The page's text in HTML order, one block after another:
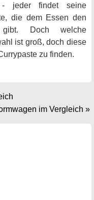
jeder findet seine
die dem Essen den
Doch welche
ist groß, doch diese
zu finden.
im Vergleich »